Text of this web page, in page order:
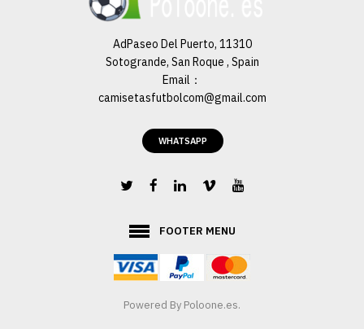
AdPaseo Del Puerto, 11310
Sotogrande, San Roque , Spain
Email：
camisetasfutbolcom@gmail.com
WHATSAPP
FOOTER MENU
Powered By Poloone.es.